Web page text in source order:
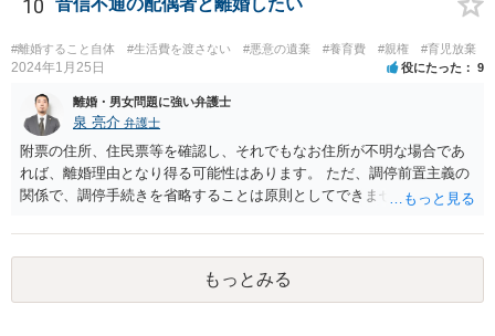
大きいように思われます。 調停前置主義との関係で、離婚訴訟を見据
えて調停を行う（即不調でも構わない）ということは考えられます
が、ご自身のケースで現状離婚訴訟をしても難しいように思われます
ると主張立証することは困難でしょう。 収入次第でご自身が支払いを
することになる可能性はあります。 物品のやりとりに関してはご自身
による交渉ができていない状態ですので、 婚費の調停の際にお話をさ
れるか、調停外で代理人をたてるなどして交渉を検討されるとよいで
しょう。
10
#離婚すること自体 #生活費を渡さない #悪意の遺棄 #養育費 #親権 #育児放棄
2024年1月25日 役にたった 9
離婚・男女問題に強い弁護士
泉 亮介 弁護士
附票の住所、住民票等を確認し、それでもなお住所が不明な場合であ
れば、離婚理由となり得る可能性はあります。 ただ、調停前置主義の
関係で、調停手続きを省略することは原則としてできません。また、
を考える必要があるでしょう。 ご自身で対応が難しければ弁護士を立
てた方が良いかと思われます。 調停においては、相手と直接会うとい
うことは基本的にないため、代理人とご本人と裁判所で話をしていく
形となります。
もっとみる